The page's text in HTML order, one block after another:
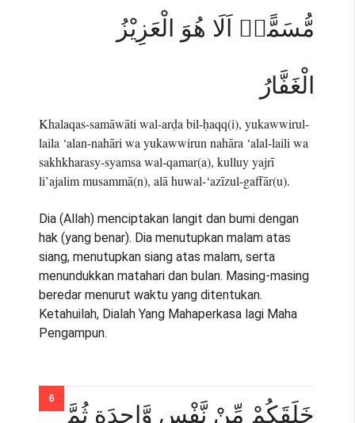
مُّسَمًّىۗ اَلَا هُوَ الْعَزِيْزُ
الْغَفَّارُ
Khalaqas-samāwāti wal-arḍa bil-ḥaqq(i), yukawwirul-
laila ‘alan-nahāri wa yukawwirun nahāra ‘alal-laili wa
sakhkharasy-syamsa wal-qamar(a), kulluy yajrī
li’ajalim musammā(n), alā huwal-‘azīzul-gaffār(u).
Dia (Allah) menciptakan langit dan bumi dengan
hak (yang benar). Dia menutupkan malam atas
siang, menutupkan siang atas malam, serta
menundukkan matahari dan bulan. Masing-masing
beredar menurut waktu yang ditentukan.
Ketahuilah, Dialah Yang Mahaperkasa lagi Maha
Pengampun.
خَلَقَكُمْ مِّنْ نَّفْسٍ وَّاحِدَةٍ ثُمَّ